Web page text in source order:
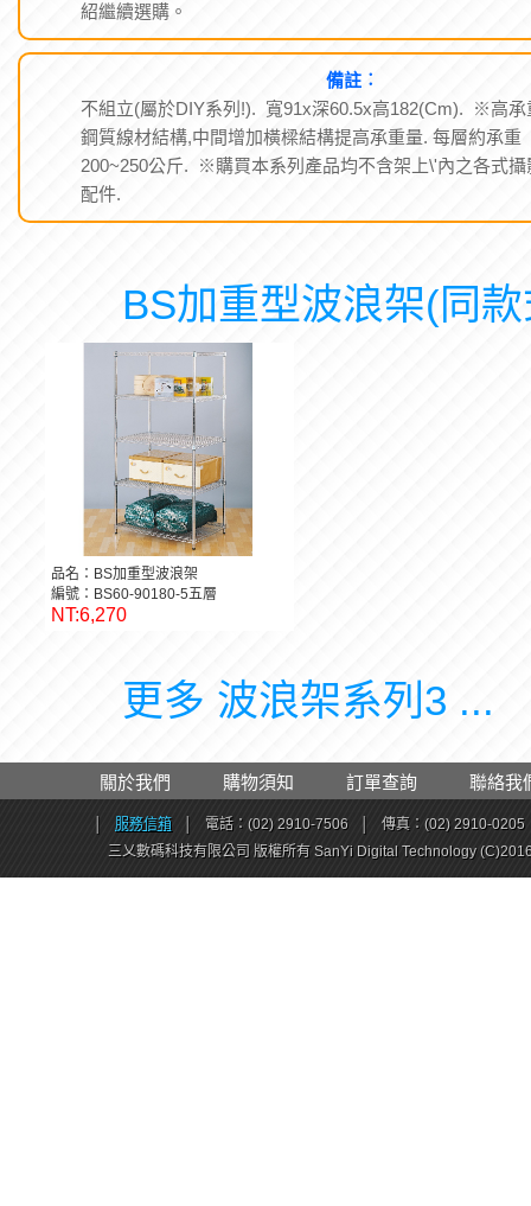
紹繼續選購。
備註︰
不組立(屬於DIY系列!). 寬91x深60.5x高182(Cm). ※高承
鋼質線材結構,中間增加橫樑結構提高承重量. 每層約承重
200~250公斤. ※購買本系列產品均不含架上\'內之各式攝
配件.
BS加重型波浪架(同
品名：BS加重型波浪架
編號：BS60-90180-5五層
NT:6,270
更多 波浪架系列3 ...
關於我們 購物須知 訂單查詢 聯絡我
服務信箱 電話：(02) 2910-7506
傳真：(02) 2910-0205
三乂數碼科技有限公司 版權所有 SanYi Digital Technology